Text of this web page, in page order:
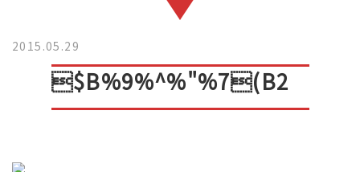
2015.05.29
$B%9%^%"%7(B2